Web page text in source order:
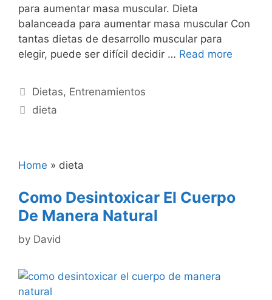
para aumentar masa muscular. Dieta
balanceada para aumentar masa muscular Con
tantas dietas de desarrollo muscular para
elegir, puede ser difícil decidir … Read more
Categories
Dietas, Entrenamientos
Tags
dieta
Home » dieta
Como Desintoxicar El Cuerpo
De Manera Natural
by David